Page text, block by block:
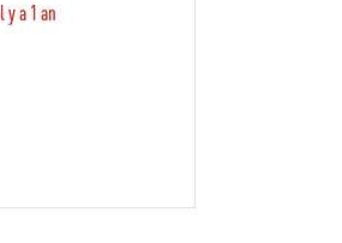
y a 1 an